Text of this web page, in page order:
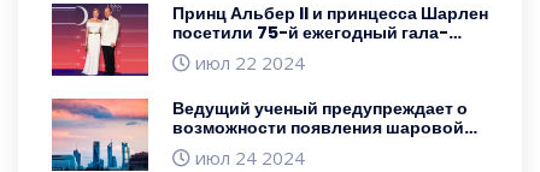
Принц Альбер II и принцесса Шарлен
посетили 75-й ежегодный гала-
концерт Красного Креста в Монако
июл 22 2024
Ведущий ученый предупреждает о
возможности появления шаровой
молнии в Москве из-за частых гроз
июл 24 2024